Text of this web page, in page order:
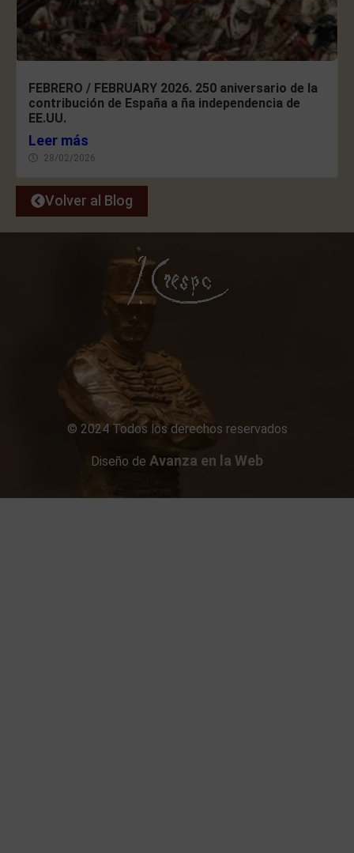
FEBRERO / FEBRUARY 2026. 250 aniversario de la
contribución de España a ña independencia de
EE.UU.
Leer más
28/02/2026
Volver al Blog
© 2024 Todos los derechos reservados
Diseño de Avanza en la Web